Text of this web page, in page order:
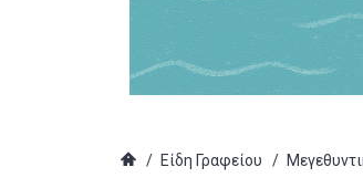
/ Είδη Γραφείου /